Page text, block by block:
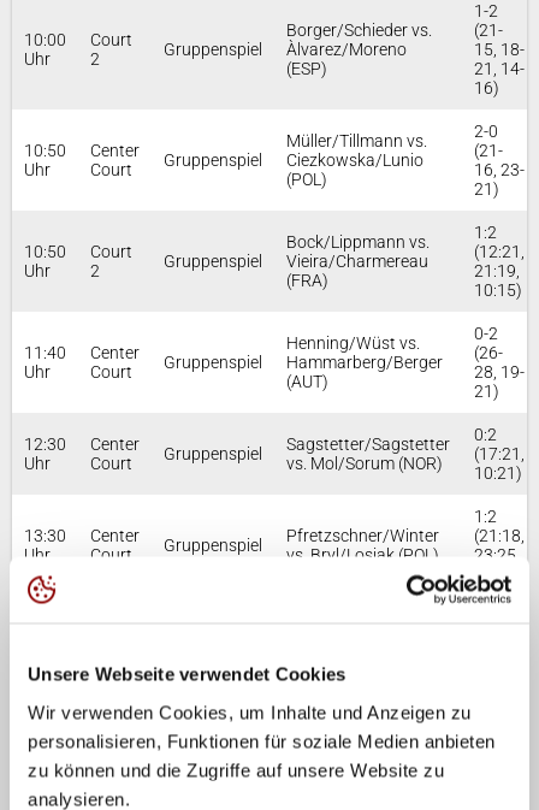
Unsere Webseite verwendet Cookies
Wir verwenden Cookies, um Inhalte und Anzeigen zu
personalisieren, Funktionen für soziale Medien anbieten
zu können und die Zugriffe auf unsere Website zu
analysieren.
10:00
Uhr
Court
2
Gruppenspiel
Borger/Schieder vs.
Àlvarez/Moreno
(ESP)
1-2
(21-
15, 18-
21, 14-
16)
10:50
Uhr
Center
Court
Gruppenspiel
Müller/Tillmann vs.
Ciezkowska/Lunio
(POL)
2-0
(21-
16, 23-
21)
10:50
Uhr
Court
2
Gruppenspiel
Bock/Lippmann vs.
Vieira/Charmereau
(FRA)
1:2
(12:21,
21:19,
10:15)
11:40
Uhr
Center
Court
Gruppenspiel
Henning/Wüst vs.
Hammarberg/Berger
(AUT)
0-2
(26-
28, 19-
21)
12:30
Uhr
Center
Court
Gruppenspiel
Sagstetter/Sagstetter
vs. Mol/Sorum (NOR)
0:2
(17:21,
10:21)
13:30
Uhr
Center
Court
Gruppenspiel
Pfretzschner/Winter
vs. Bryl/Losiak (POL)
1:2
(21:18,
23:25,
9:15)
14:30
Uhr
Center
Gruppenspiel
Ehlers/Wickler vs.
Haussener/Friedli
(SUI)
(24-